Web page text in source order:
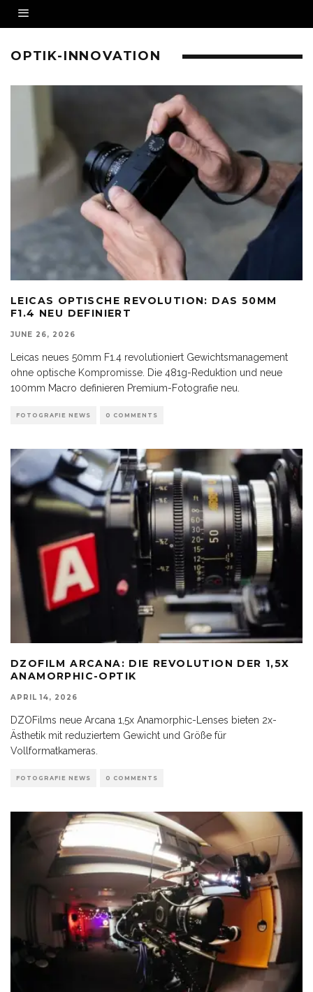
OPTIK-INNOVATION
LEICAS OPTISCHE REVOLUTION: DAS 50MM
F1.4 NEU DEFINIERT
JUNE 26, 2026
Leicas neues 50mm F1.4 revolutioniert Gewichtsmanagement
ohne optische Kompromisse. Die 481g-Reduktion und neue
100mm Macro definieren Premium-Fotografie neu.
FOTOGRAFIE NEWS 0 COMMENTS
DZOFILM ARCANA: DIE REVOLUTION DER 1,5X
ANAMORPHIC-OPTIK
APRIL 14, 2026
DZOFilms neue Arcana 1,5x Anamorphic-Lenses bieten 2x-
Ästhetik mit reduziertem Gewicht und Größe für
Vollformatkameras.
FOTOGRAFIE NEWS 0 COMMENTS